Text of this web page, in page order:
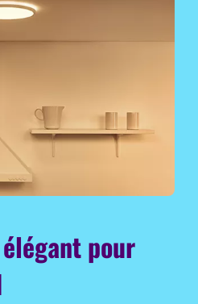
pour